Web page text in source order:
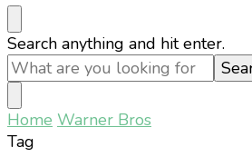
Looking
for
Something?
Search anything and hit enter.
Home Warner Bros
Tag